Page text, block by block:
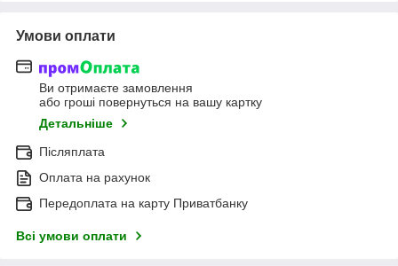
Умови оплати
Ви отримаєте замовлення
або гроші повернуться на вашу картку
Детальніше
Післяплата
Оплата на рахунок
Передоплата на карту Приватбанку
Всі умови оплати